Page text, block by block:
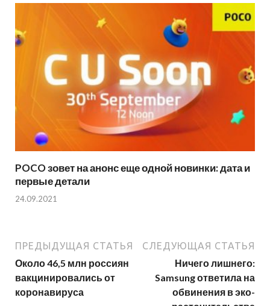
POCO зовет на анонс еще одной новинки: дата и
первые детали
24.09.2021
ПРЕДЫДУЩАЯ СТАТЬЯ
Около 46,5 млн россиян
вакцинировались от
коронавируса
СЛЕДУЮЩАЯ СТАТЬЯ
Ничего лишнего:
Samsung ответила на
обвинения в эко-